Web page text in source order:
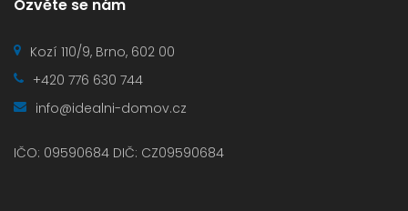
Ozvěte se nám
Kozí 110/9, Brno, 602 00
+420 776 630 744
info@idealni-domov.cz
IČO: 09590684 DIČ: CZ09590684